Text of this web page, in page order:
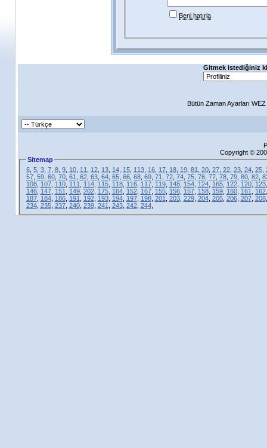
Beni hatırla
Gitmek istediğiniz
Bütün Zaman Ayarları
Copyright ©
Sitemap
6, 5, 3, 7, 8, 9, 10, 11 12, 13, 14, 15, 113, 16, 17, 18, 19, 81 20, 27, 22, 23, 24, 25,
57, 59, 60, 70, 61 62, 63, 64, 65, 66, 68, 69, 71 72, 74, 75, 76, 77, 78, 79, 80, 82,
108, 107, 110, 111 114, 115, 118, 116, 117, 119, 148, 154, 124, 165, 122, 120, 123
146, 147, 151 149, 202, 175, 164, 152, 167, 155, 156, 157, 158, 159, 160, 161 162
187, 184, 186, 191 192, 193, 194, 197, 198, 201 203, 229, 204, 205, 206, 207, 208
234, 235, 237, 240, 239, 241 243, 242, 244,